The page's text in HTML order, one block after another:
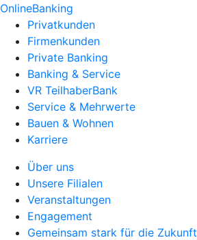
OnlineBanking
Privatkunden
Firmenkunden
Private Banking
Banking & Service
VR TeilhaberBank
Service & Mehrwerte
Bauen & Wohnen
Karriere
Über uns
Unsere Filialen
Veranstaltungen
Engagement
Gemeinsam stark für die Zukunft